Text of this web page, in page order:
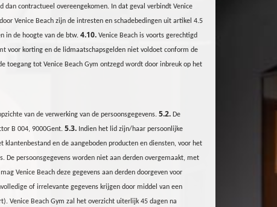
contractueel overeengekomen. In dat geval verbindt Venice
Venice Beach zijn de intresten en schadebedingen uit artikel 4.5
in de hoogte van de btw. 4.10. Venice Beach is voorts gerechtigd
voor korting en de lidmaatschapsgelden niet voldoet conform de
toegang tot Venice Beach Gym ontzegd wordt door inbreuk op het
van de verwerking van de persoonsgegevens. 5.2. De
B 004, 9000Gent. 5.3. Indien het lid zijn/haar persoonlijke
en de aangeboden producten en diensten, voor het
persoonsgegevens worden niet aan derden overgemaakt, met
Venice Beach deze gegevens aan derden doorgeven voor
of irrelevante gegevens krijgen door middel van een
Venice Beach Gym zal het overzicht uiterlijk 45 dagen na